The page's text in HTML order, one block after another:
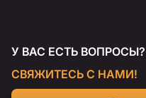
У ВАС ЕСТЬ ВОПРОСЫ?
СВЯЖИТЕСЬ С НАМИ!